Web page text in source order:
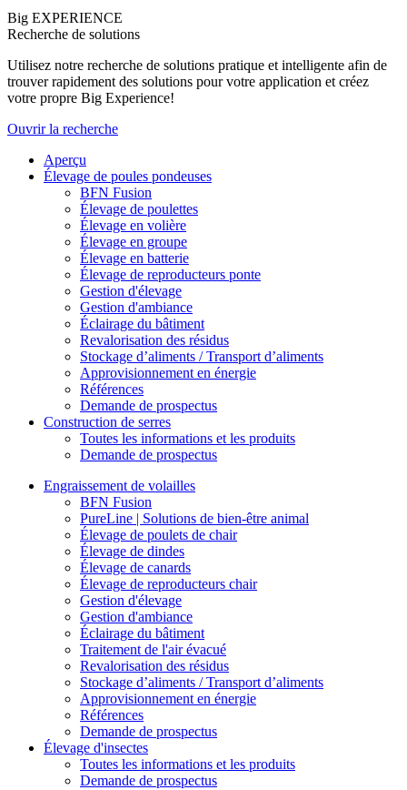
Big EXPERIENCE
Recherche de solutions
Utilisez notre recherche de solutions pratique et intelligente afin de
trouver rapidement des solutions pour votre application et créez
votre propre Big Experience!
Ouvrir la recherche
Aperçu
Élevage de poules pondeuses
BFN Fusion
Élevage de poulettes
Élevage en volière
Élevage en groupe
Élevage en batterie
Élevage de reproducteurs ponte
Gestion d'élevage
Gestion d'ambiance
Éclairage du bâtiment
Revalorisation des résidus
Stockage d’aliments / Transport d’aliments
Approvisionnement en énergie
Références
Demande de prospectus
Construction de serres
Toutes les informations et les produits
Demande de prospectus
Engraissement de volailles
BFN Fusion
PureLine | Solutions de bien-être animal
Élevage de poulets de chair
Élevage de dindes
Élevage de canards
Élevage de reproducteurs chair
Gestion d'élevage
Gestion d'ambiance
Éclairage du bâtiment
Traitement de l'air évacué
Revalorisation des résidus
Stockage d’aliments / Transport d’aliments
Approvisionnement en énergie
Références
Demande de prospectus
Élevage d'insectes
Toutes les informations et les produits
Demande de prospectus